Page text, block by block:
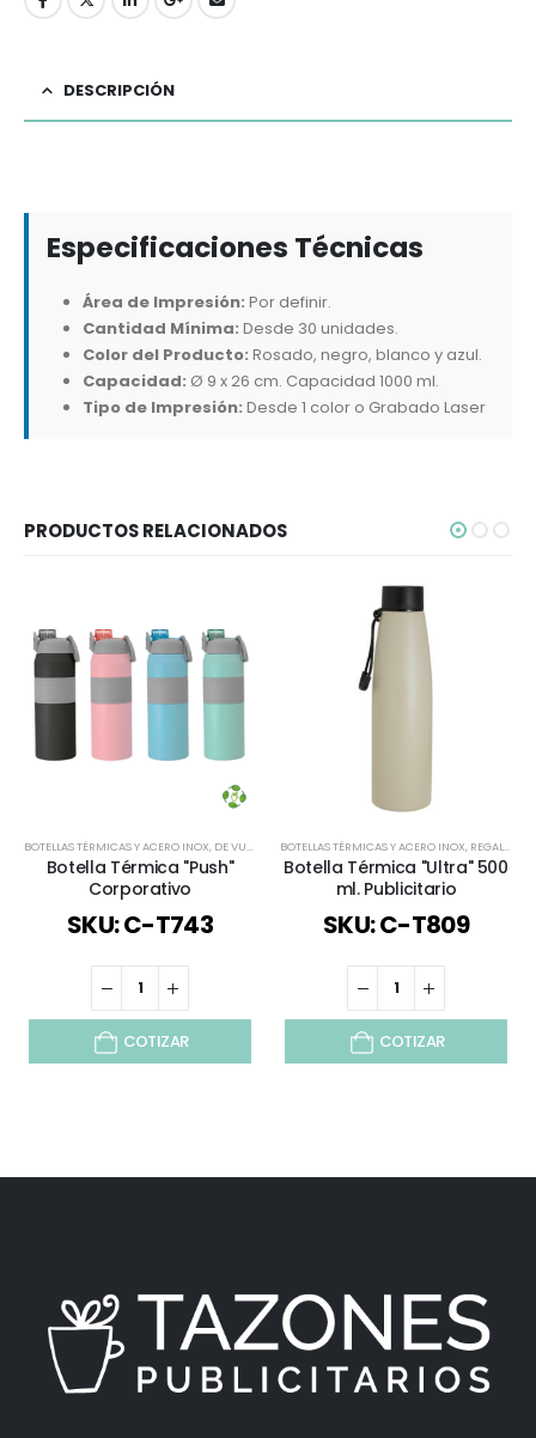
DESCRIPCIÓN
Especificaciones Técnicas
Área de Impresión: Por definir.
Cantidad Mínima: Desde 30 unidades.
Color del Producto: Rosado, negro, blanco y azul.
Capacidad: Ø 9 x 26 cm. Capacidad 1000 ml.
Tipo de Impresión: Desde 1 color o Grabado Laser
PRODUCTOS RELACIONADOS
BOTELLAS TÉRMICAS Y ACERO INOX, DE VUELTA AL COLEGIO ,DEPORTES Y BIENESTAR,
Botella Térmica "Push"
Corporativo
SKU: C-T743
COTIZAR
BOTELLAS TÉRMICAS Y ACERO INOX, REGALOS PREMIUM
Botella Térmica "Ultra" 500
ml. Publicitario
SKU: C-T809
COTIZAR